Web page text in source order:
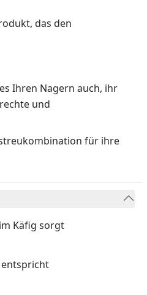
das den
Ihren Nagern auch, ihr
und
für ihre
Käfig sorgt
entspricht